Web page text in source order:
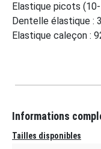
Elastique picots
Dentelle élastique :
Elastique caleçon :
Informations
Tailles disponibles